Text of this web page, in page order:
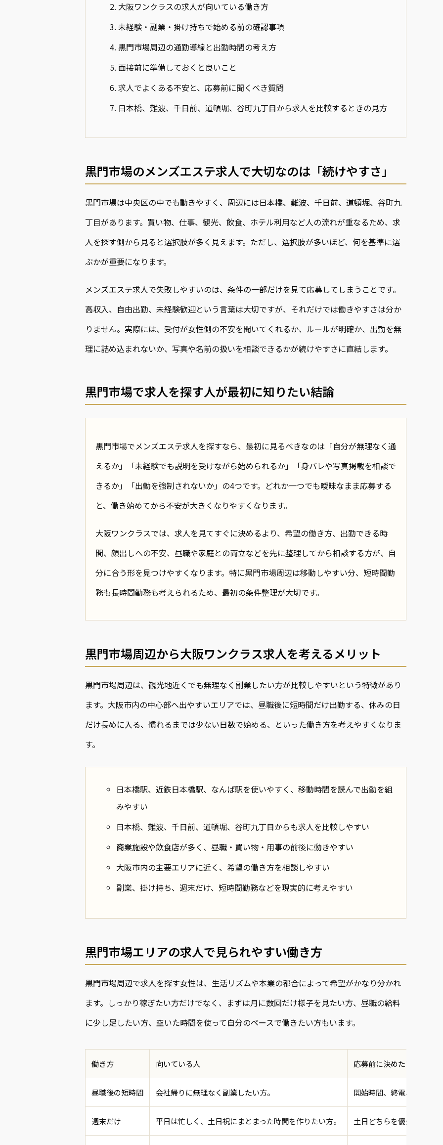
大阪ワンクラスの求人が向いている働き方
未経験・副業・掛け持ちで始める前の確認事項
黒門市場周辺の通勤導線と出勤時間の考え方
面接前に準備しておくと良いこと
求人でよくある不安と、応募前に聞くべき質問
日本橋、難波、千日前、道頓堀、谷町九丁目から求人を比較するときの見方
黒門市場のメンズエステ求人で大切なのは「続けやすさ」
黒門市場は中央区の中でも動きやすく、周辺には日本橋、難波、千日前、道頓堀、谷町九
丁目があります。買い物、仕事、観光、飲食、ホテル利用など人の流れが重なるため、求
人を探す側から見ると選択肢が多く見えます。ただし、選択肢が多いほど、何を基準に選
ぶかが重要になります。
メンズエステ求人で失敗しやすいのは、条件の一部だけを見て応募してしまうことです。
高収入、自由出勤、未経験歓迎という言葉は大切ですが、それだけでは働きやすさは分か
りません。実際には、受付が女性側の不安を聞いてくれるか、ルールが明確か、出勤を無
理に詰め込まれないか、写真や名前の扱いを相談できるかが続けやすさに直結します。
黒門市場で求人を探す人が最初に知りたい結論
黒門市場でメンズエステ求人を探すなら、最初に見るべきなのは「自分が無理なく通
えるか」「未経験でも説明を受けながら始められるか」「身バレや写真掲載を相談で
きるか」「出勤を強制されないか」の4つです。どれか一つでも曖昧なまま応募する
と、働き始めてから不安が大きくなりやすくなります。
大阪ワンクラスでは、求人を見てすぐに決めるより、希望の働き方、出勤できる時
間、顔出しへの不安、昼職や家庭との両立などを先に整理してから相談する方が、自
分に合う形を見つけやすくなります。特に黒門市場周辺は移動しやすい分、短時間勤
務も長時間勤務も考えられるため、最初の条件整理が大切です。
黒門市場周辺から大阪ワンクラス求人を考えるメリット
黒門市場周辺は、観光地近くでも無理なく副業したい方が比較しやすいという特徴があり
ます。大阪市内の中心部へ出やすいエリアでは、昼職後に短時間だけ出勤する、休みの日
だけ長めに入る、慣れるまでは少ない日数で始める、といった働き方を考えやすくなりま
す。
日本橋駅、近鉄日本橋駅、なんば駅を使いやすく、移動時間を読んで出勤を組
みやすい
日本橋、難波、千日前、道頓堀、谷町九丁目からも求人を比較しやすい
商業施設や飲食店が多く、昼職・買い物・用事の前後に動きやすい
大阪市内の主要エリアに近く、希望の働き方を相談しやすい
副業、掛け持ち、週末だけ、短時間勤務などを現実的に考えやすい
黒門市場エリアの求人で見られやすい働き方
黒門市場周辺で求人を探す女性は、生活リズムや本業の都合によって希望がかなり分かれ
ます。しっかり稼ぎたい方だけでなく、まずは月に数回だけ様子を見たい方、昼職の給料
に少し足したい方、空いた時間を使って自分のペースで働きたい方もいます。
働き方 向いている人 応募前に決めたいこと
昼職後の短時間 会社帰りに無理なく副業したい方。 開始時間、終電、翌日の
週末だけ 平日は忙しく、土日祝にまとまった時間を作りたい方。 土日どちらを優先するか